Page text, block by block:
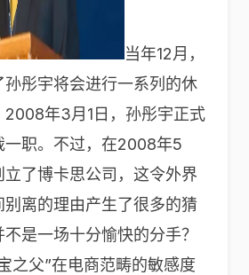
当年12月，
孙彤宇将会进行一系列的休
2008年3月1日，孙彤宇正式
一职。不过，在2008年5
立了博卡思公司，这令外界
别离的理由产生了很多的猜
是一场十分愉快的分手？
之父”在电商范畴的敏感度